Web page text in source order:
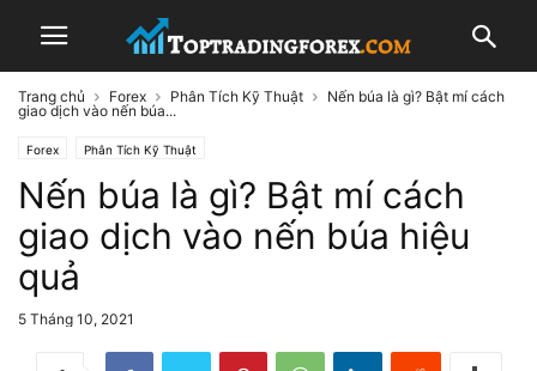
Trang chủ Forex Phân Tích Kỹ Thuật
Nến búa là gì? Bật mí cách
giao dịch vào nến búa...
Forex Phân Tích Kỹ Thuật
Nến búa là gì? Bật mí cách
giao dịch vào nến búa hiệu
quả
5 Tháng 10, 2021